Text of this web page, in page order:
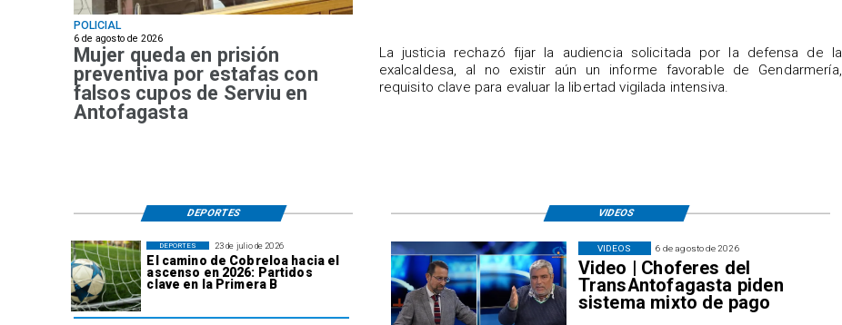
​La justicia rechazó fijar la audiencia solicitada por la defensa de la
exalcaldesa, al no existir aún un informe favorable de Gendarmería,
requisito clave para evaluar la libertad vigilada intensiva.
POLICIAL
6 de agosto de 2026
Mujer queda en prisión
preventiva por estafas con
falsos cupos de Serviu en
Antofagasta
23 de julio de 2026
El camino de Cobreloa hacia el
ascenso en 2026: Partidos
clave en la Primera B
DEPORTES 6 de agosto de 2026
Video | Choferes del
TransAntofagasta piden
sistema mixto de pago
VIDEOS
VIDEOS
DEPORTES